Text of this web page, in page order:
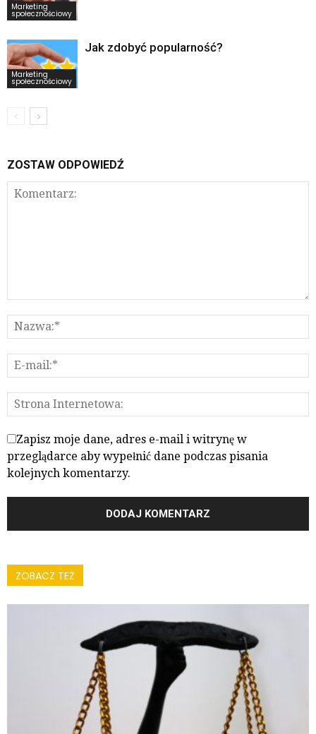
Marketing
społecznościowy
Marketing
społecznościowy
Jak zdobyć popularność?
ZOSTAW ODPOWIEDŹ
Zapisz moje dane, adres e-mail i witrynę w
przeglądarce aby wypełnić dane podczas pisania
kolejnych komentarzy.
ZOBACZ TEŻ